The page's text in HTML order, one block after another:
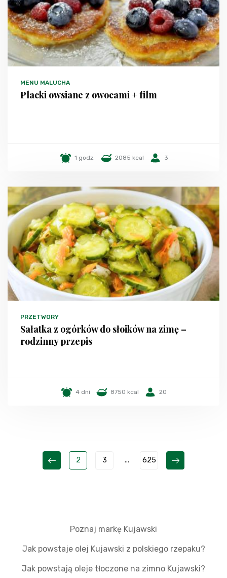
MENU MALUCHA
Placki owsiane z owocami + film
1 godz. 2085 kcal 3
PRZETWORY
Sałatka z ogórków do słoików na zimę –
rodzinny przepis
4 dni 8750 kcal 20
2 3 ... 625
Poznaj markę Kujawski
Jak powstaje olej Kujawski z polskiego rzepaku?
Jak powstają oleje tłoczone na zimno Kujawski?